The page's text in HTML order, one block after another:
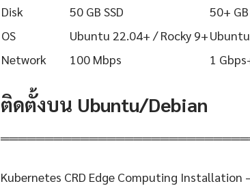
Disk
50 GB SSD
50+ GB
OS
Ubuntu 22.04+ / Rocky 9+
Network
100 Mbps 1
ติดตั้งบน Ubuntu/Debian
Kubernetes CRD Edge Computing